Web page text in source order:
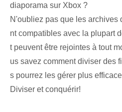
diaporama sur Xbox ?
N'oubliez pas que les
nt compatibles avec la plupart
t peuvent être rejointes à tout
us savez comment diviser des
s pourrez les gérer plus
Diviser et conquérir!